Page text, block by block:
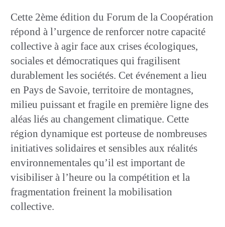
Cette 2ème édition du Forum de la Coopération
répond à l’urgence de renforcer notre capacité
collective à agir face aux crises écologiques,
sociales et démocratiques qui fragilisent
durablement les sociétés. Cet événement a lieu
en Pays de Savoie, territoire de montagnes,
milieu puissant et fragile en première ligne des
aléas liés au changement climatique. Cette
région dynamique est porteuse de nombreuses
initiatives solidaires et sensibles aux réalités
environnementales qu’il est important de
visibiliser à l’heure ou la compétition et la
fragmentation freinent la mobilisation
collective.